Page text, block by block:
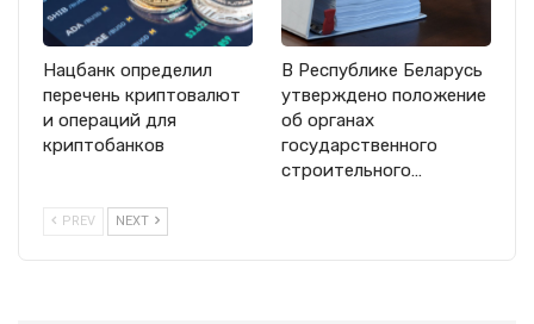
Нацбанк определил
перечень криптовалют
и операций для
криптобанков
В Республике Беларусь
утверждено положение
об органах
государственного
строительного…
PREV NEXT